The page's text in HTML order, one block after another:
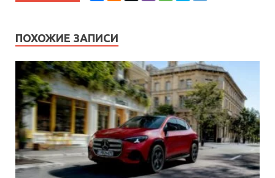
ПОХОЖИЕ ЗАПИСИ